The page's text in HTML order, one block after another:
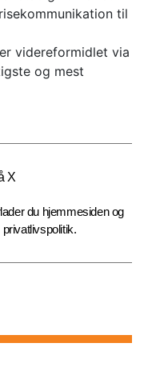
til
videreformidlet via
og mest
X
du hjemmesiden og